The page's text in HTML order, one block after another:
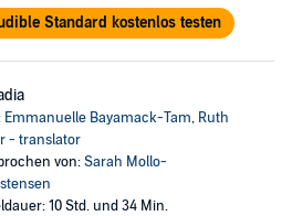
Standard kostenlos testen
Emmanuelle Bayamack-Tam, Ruth
- translator
von:Sarah Mollo-
10 Std. und 34 Min.